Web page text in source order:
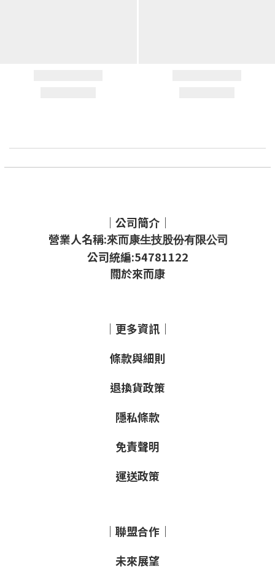
｜公司簡介｜
營業人名稱:來而康生技股份有限公司
公司統編:54781122
關於來而康
｜更多資訊｜
條款與細則
退換貨政策
隱私條款
免責聲明
運送政策
｜聯盟合作｜
未來展望